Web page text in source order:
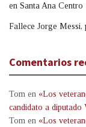
en Santa Ana Centro
Fallece Jorge
Comentarios
Tom en «Los
candidato a
Tom en «Los